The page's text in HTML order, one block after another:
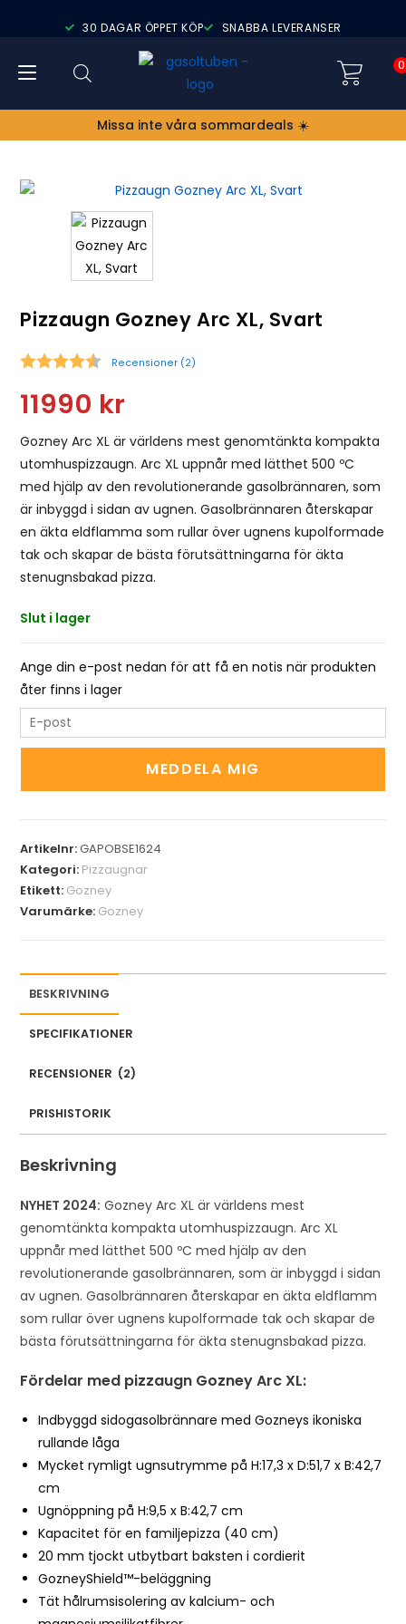
30 DAGAR ÖPPET KÖP SNABBA LEVERANSER
0
Missa inte våra sommardeals ☀️
Pizzaugn Gozney Arc XL, Svart
Recensioner (2)
11990 kr
Gozney Arc XL är världens mest genomtänkta kompakta
utomhuspizzaugn. Arc XL uppnår med lätthet 500 ºC
med hjälp av den revolutionerande gasolbrännaren, som
är inbyggd i sidan av ugnen. Gasolbrännaren återskapar
en äkta eldflamma som rullar över ugnens kupolformade
tak och skapar de bästa förutsättningarna för äkta
stenugnsbakad pizza.
Slut i lager
Ange din e-post nedan för att få en notis när produkten
åter finns i lager
n
o
u
r
e
l
s
o
j
o
i
n
t
h
e
a
t
s
t
f
o
MEDDELA MIG
Artikelnr:GAPOBSE1624
Kategori: Pizzaugnar
Etikett: Gozney
Varumärke: Gozney
BESKRIVNING
SPECIFIKATIONER
RECENSIONER (2)
PRISHISTORIK
Beskrivning
NYHET 2024: Gozney Arc XL är världens mest
genomtänkta kompakta utomhuspizzaugn. Arc XL
uppnår med lätthet 500 ºC med hjälp av den
revolutionerande gasolbrännaren, som är inbyggd i sidan
av ugnen. Gasolbrännaren återskapar en äkta eldflamm
som rullar över ugnens kupolformade tak och skapar de
bästa förutsättningarna för äkta stenugnsbakad pizza.
Fördelar med pizzaugn Gozney Arc XL:
Indbyggd sidogasolbrännare med Gozneys ikoniska
rullande låga
Mycket rymligt ugnsutrymme på H:17,3 x D:51,7 x B:42,7
cm
Ugnöppning på H:9,5 x B:42,7 cm
Kapacitet för en familjepizza (40 cm)
20 mm tjockt utbytbart baksten i cordierit
GozneyShield™-beläggning
Tät hålrumsisolering av kalcium- och